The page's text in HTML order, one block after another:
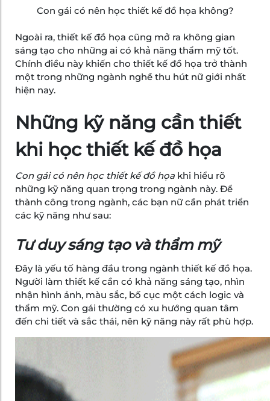
Con gái có nên học thiết kế đồ họa không?
Ngoài ra, thiết kế đồ họa cũng mở ra không gian
sáng tạo cho những ai có khả năng thẩm mỹ tốt.
Chính điều này khiến cho thiết kế đồ họa trở thành
một trong những ngành nghề thu hút nữ giới nhất
hiện nay.
Những kỹ năng cần thiết
khi học thiết kế đồ họa
Con gái có nên học thiết kế đồ họa khi hiểu rõ
những kỹ năng quan trọng trong ngành này. Để
thành công trong ngành, các bạn nữ cần phát triển
các kỹ năng như sau:
Tư duy sáng tạo và thẩm mỹ
Đây là yếu tố hàng đầu trong ngành thiết kế đồ họa.
Người làm thiết kế cần có khả năng sáng tạo, nhìn
nhận hình ảnh, màu sắc, bố cục một cách logic và
thẩm mỹ. Con gái thường có xu hướng quan tâm
đến chi tiết và sắc thái, nên kỹ năng này rất phù hợp.